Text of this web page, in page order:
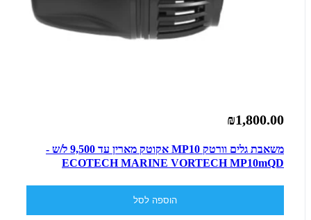
₪1,800.00
משאבת גלים וורטק MP10 אקוטק מארין עד 9,500 ל/ש -
ECOTECH MARINE VORTECH MP10mQD
הוספה לסל